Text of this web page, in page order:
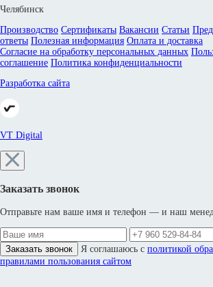
Челябинск
Производство Сертификаты Вакансии Статьи
ответы Полезная информация Оплата и доставка
Согласие на обработку персональных данных
соглашение Политика конфиденциальности
Разработка сайта
VT Digital
Заказать звонок
Отправьте нам ваше имя и телефон — и наш
Заказать звонок Я соглашаюсь с политикой
правилами пользования сайтом